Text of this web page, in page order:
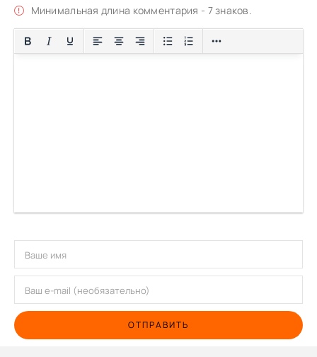
Минимальная длина комментария - 7 знаков.
ОТПРАВИТЬ